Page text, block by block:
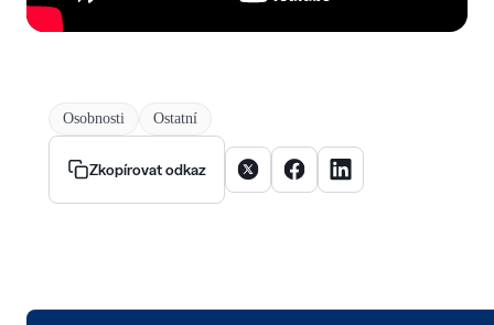
Osobnosti Ostatní
Zkopírovat odkaz Sdílet článek na X
Sdílet článek na Facebooku
Sdílet článek na